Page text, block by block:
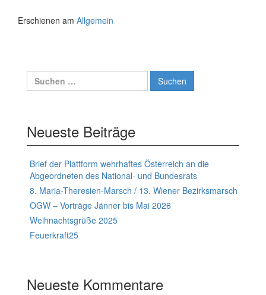
Erschienen am Allgemein
Suchen
nach:
Neueste Beiträge
Brief der Plattform wehrhaftes Österreich an die
Abgeordneten des National- und Bundesrats
8. Maria-Theresien-Marsch / 13. Wiener Bezirksmarsch
OGW – Vorträge Jänner bis Mai 2026
Weihnachtsgrüße 2025
Feuerkraft25
Neueste Kommentare